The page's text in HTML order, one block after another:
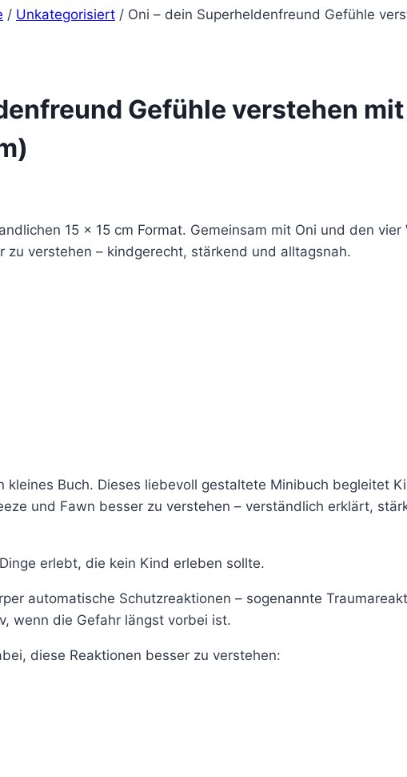
/ Unkategorisiert / Oni – dein Superheldenfreund Gefühle
Gefühle verstehen
15 × 15 cm Format. Gemeinsam mit Oni und den
zu verstehen – kindgerecht, stärkend und alltagsnah.
kleines Buch. Dieses liebevoll gestaltete Minibuch begleitet
und Fawn besser zu verstehen – verständlich erklärt,
erlebt, die kein Kind erleben sollte.
automatische Schutzreaktionen – sogenannte
wenn die Gefahr längst vorbei ist.
diese Reaktionen besser zu verstehen: